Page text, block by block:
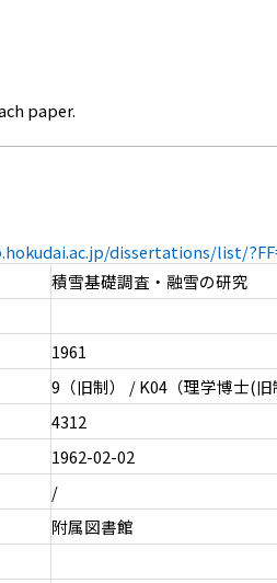
paper.
dissertations/list/
積雪基礎調査・融雪の研究
1961
9（旧制） / K04（理学博士(旧
4312
1962-02-02
/
附属図書館